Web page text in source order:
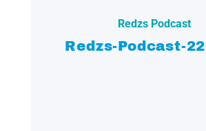
Redzs Podcast
Redzs-Podcast-